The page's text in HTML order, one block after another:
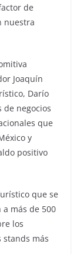
de
nuestra
Joaquín
Darío
de negocios
que
y
positivo
que se
más de 500
los
stands más